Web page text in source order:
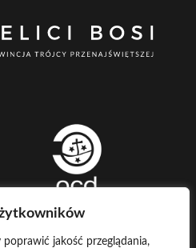
jakość przeglądania,